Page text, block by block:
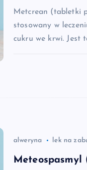
Metcrean (tabletki
stosowany w
cukru we krwi. Jest
alweryna lek na
Meteospasmyl